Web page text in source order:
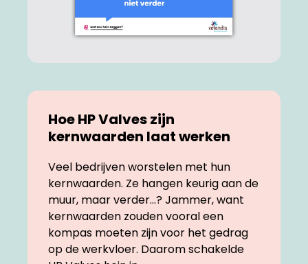
Hoe HP Valves zijn
kernwaarden laat werken
Veel bedrijven worstelen met hun
kernwaarden. Ze hangen keurig aan de
muur, maar verder...? Jammer, want
kernwaarden zouden vooral een
kompas moeten zijn voor het gedrag
op de werkvloer. Daarom schakelde